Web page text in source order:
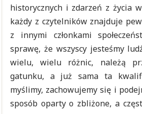
historycznych i zdarzeń z życia
każdy z czytelników znajduje
z innymi członkami
sprawę, że wszyscy jesteśmy
wielu, wielu różnic, należą
gatunku, a już sama ta
myślimy, zachowujemy się i
sposób oparty o zbliżone, a